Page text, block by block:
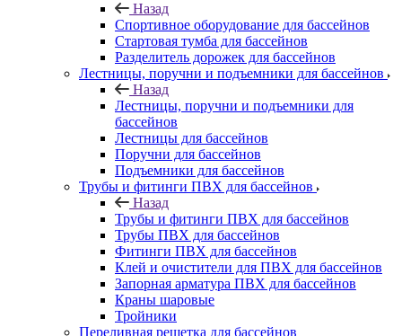
Назад
Спортивное оборудование для бассейнов
Стартовая тумба для бассейнов
Разделитель дорожек для бассейнов
Лестницы, поручни и подъемники для бассейнов
Назад
Лестницы, поручни и подъемники для
бассейнов
Лестницы для бассейнов
Поручни для бассейнов
Подъемники для бассейнов
Трубы и фитинги ПВХ для бассейнов
Назад
Трубы и фитинги ПВХ для бассейнов
Трубы ПВХ для бассейнов
Фитинги ПВХ для бассейнов
Клей и очистители для ПВХ для бассейнов
Запорная арматура ПВХ для бассейнов
Краны шаровые
Тройники
Переливная решетка для бассейнов